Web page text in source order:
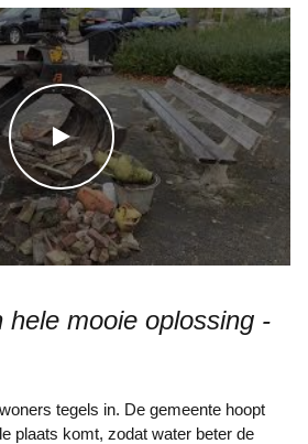
WATCH THE VIDEO
plaats komt, zodat water beter de